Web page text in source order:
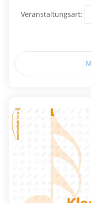
Veranstaltungsart: